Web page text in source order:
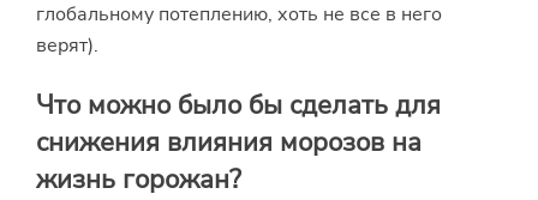
глобальному потеплению, хоть не все в него
верят).
Что можно было бы сделать для
снижения влияния морозов на
жизнь горожан?